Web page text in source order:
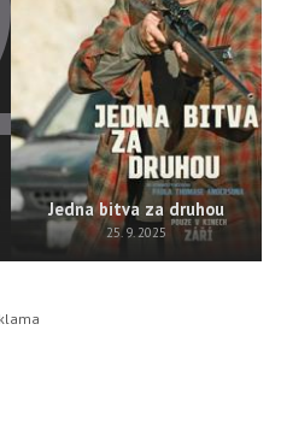
Jedna bitva za druhou
25. 9. 2025